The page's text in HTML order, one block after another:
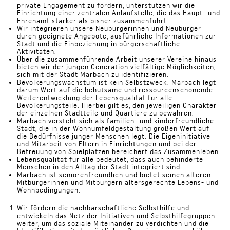
private Engagement zu fördern, unterstützen wir die
Einrichtung einer zentralen Anlaufstelle, die das Haupt- und
Ehrenamt stärker als bisher zusammenführt.
Wir integrieren unsere Neubürgerinnen und Neubürger
durch geeignete Angebote, ausführliche Informationen zur
Stadt und die Einbeziehung in bürgerschaftliche
Aktivitäten.
Über die zusammenführende Arbeit unserer Vereine hinaus
bieten wir der jungen Generation vielfältige Möglichkeiten,
sich mit der Stadt Marbach zu identifizieren.
Bevölkerungswachstum ist kein Selbstzweck. Marbach legt
darum Wert auf die behutsame und ressourcenschonende
Weiterentwicklung der Lebensqualität für alle
Bevölkerungsteile. Hierbei gilt es, den jeweiligen Charakter
der einzelnen Stadtteile und Quartiere zu bewahren.
Marbach versteht sich als familien- und kinderfreundliche
Stadt, die in der Wohnumfeldgestaltung großen Wert auf
die Bedürfnisse junger Menschen legt. Die Eigeninitiative
und Mitarbeit von Eltern in Einrichtungen und bei der
Betreuung von Spielplätzen bereichert das Zusammenleben.
Lebensqualität für alle bedeutet, dass auch behinderte
Menschen in den Alltag der Stadt integriert sind.
Marbach ist seniorenfreundlich und bietet seinen älteren
Mitbürgerinnen und Mitbürgern altersgerechte Lebens- und
Wohnbedingungen.
Wir fördern die nachbarschaftliche Selbsthilfe und
entwickeln das Netz der Initiativen und Selbsthilfegruppen
weiter, um das soziale Miteinander zu verdichten und die